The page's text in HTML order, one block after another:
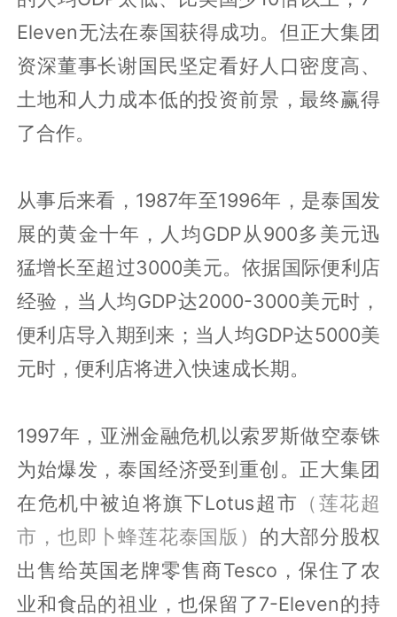
Eleven无法在泰国获得成功。但正大集团
资深董事长谢国民坚定看好人口密度高、
土地和人力成本低的投资前景，最终赢得
了合作。
从事后来看，1987年至1996年，是泰国发
展的黄金十年，人均GDP从900多美元迅
猛增长至超过3000美元。依据国际便利店
经验，当人均GDP达2000-3000美元时，
便利店导入期到来；当人均GDP达5000美
元时，便利店将进入快速成长期。
1997年，亚洲金融危机以索罗斯做空泰铢
为始爆发，泰国经济受到重创。正大集团
在危机中被迫将旗下Lotus超市 （莲花超
市，也即卜蜂莲花泰国版） 的大部分股权
出售给英国老牌零售商Tesco，保住了农
业和食品的祖业，也保留了7-Eleven的持